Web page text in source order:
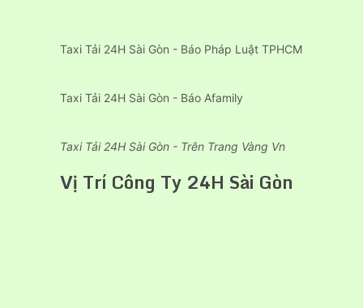
Taxi Tải 24H Sài Gòn - Báo Pháp Luật TPHCM
Taxi Tải 24H Sài Gòn - Báo Afamily
Taxi Tải 24H Sài Gòn - Trên Trang Vàng Vn
Vị Trí Công Ty 24H Sài Gòn